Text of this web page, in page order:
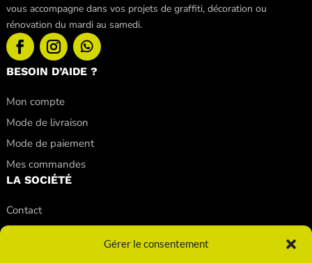
Gérer le consentement
vous accompagne dans vos projets de graffiti, décoration ou
rénovation du mardi au samedi.
BESOIN D’AIDE ?
Mon compte
Mode de livraison
Mode de paiement
Mes commandes
LA SOCIÉTÉ
Contact
Nos conseils